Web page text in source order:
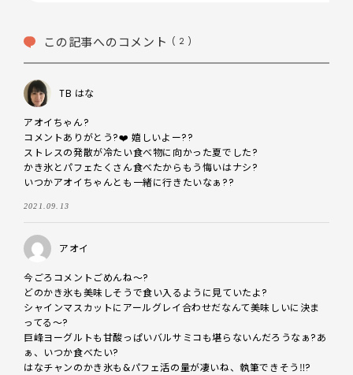
この記事へのコメント ( 2 )
TB はな
アオイちゃん?
コメントありがとう?❤️ 嬉しいよー??
ストレスの発散が冷たい食べ物に向かった夏でした?
かき氷とパフェたくさん食べたからもう悔いはナシ?
いつかアオイちゃんとも一緒に行きたいなぁ??
2021.09.13
アオイ
今ごろコメントごめんね〜?
どのかき氷も美味しそうで食い入るように見ていたよ?
シャインマスカットにアールグレイ合わせだなんて美味しいに決ま
ってる〜?
巨峰ヨーグルトも甘酸っぱいバルサミコも堪らないんだろうなぁ?あ
ぁ、いつか食べたい?
はなチャンのかき氷も&パフェ活の量が凄いね、執筆できそう‼︎?